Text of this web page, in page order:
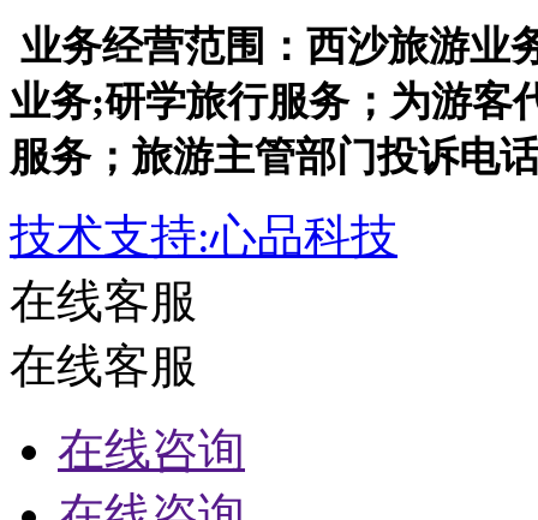
业务经营范围：西沙旅游业
业务;研学旅行服务；为游客
服务；旅游主管部门投诉电
技术支持:心品科技
在线客服
在线客服
在线咨询